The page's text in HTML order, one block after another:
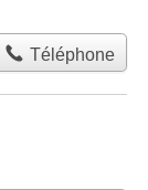
Téléphone